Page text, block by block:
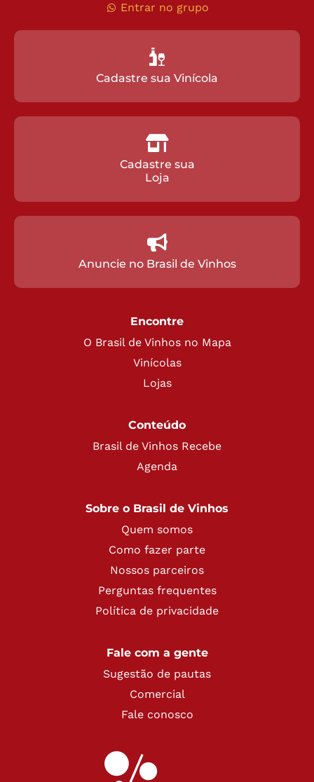
Entrar no grupo
Cadastre sua Vinícola
Cadastre sua
Loja
Anuncie no Brasil de Vinhos
Encontre
O Brasil de Vinhos no Mapa
Vinícolas
Lojas
Conteúdo
Brasil de Vinhos Recebe
Agenda
Sobre o Brasil de Vinhos
Quem somos
Como fazer parte
Nossos parceiros
Perguntas frequentes
Política de privacidade
Fale com a gente
Sugestão de pautas
Comercial
Fale conosco